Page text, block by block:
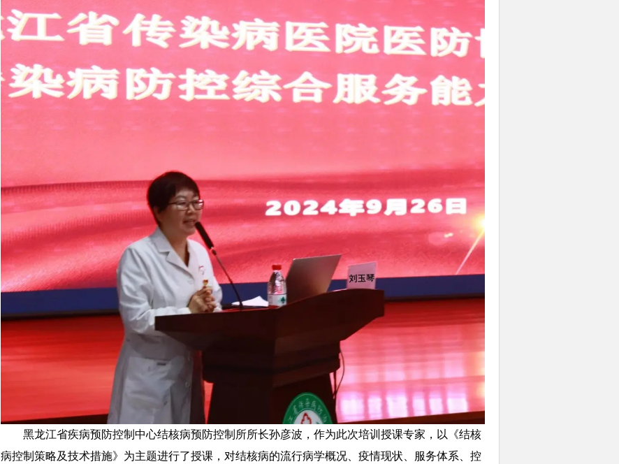
黑龙江省疾病预防控制中心结核病预防控制所所长孙彦波，作为此次培训授课专家，以《结核
病控制策略及技术措施》为主题进行了授课，对结核病的流行病学概况、疫情现状、服务体系、控